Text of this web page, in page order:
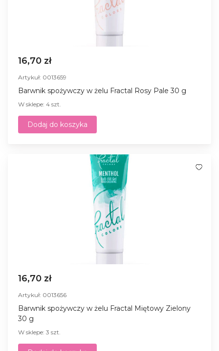
16,70 zł
Artykuł: 0013659
Barwnik spożywczy w żelu Fractal Rosy Pale 30 g
W sklepe: 4 szt.
Dodaj do koszyka
16,70 zł
Artykuł: 0013656
Barwnik spożywczy w żelu Fractal Miętowy Zielony
30 g
W sklepe: 3 szt.